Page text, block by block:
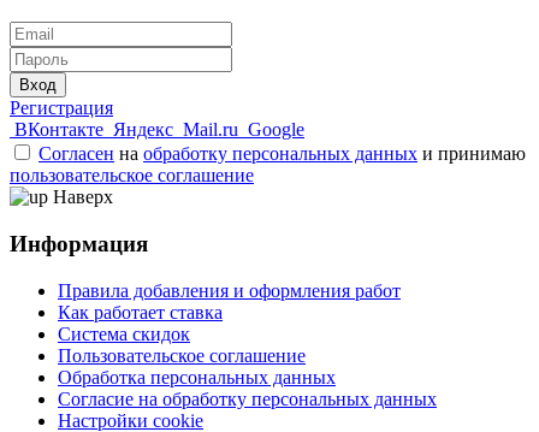
Вход
Регистрация
ВКонтакте Яндекс Mail.ru Google
Согласен на обработку персональных данных и принимаю
пользовательское соглашение
Наверх
Информация
Правила добавления и оформления работ
Как работает ставка
Система скидок
Пользовательское соглашение
Обработка персональных данных
Согласие на обработку персональных данных
Настройки cookie